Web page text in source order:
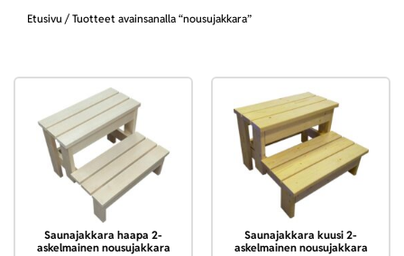
Etusivu / Tuotteet avainsanalla “nousujakkara”
Saunajakkara haapa 2-
askelmainen nousujakkara
Saunajakkara kuusi 2-
askelmainen nousujakkara